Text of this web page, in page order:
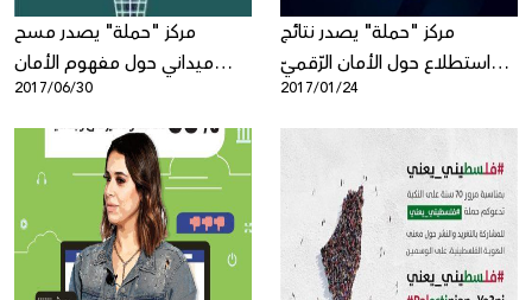
مركز "حملة" يصدر مسح
ميداني حول مفهوم الأمان
الرّقميّ بين الشّباب
الفلسطينيّ
2017/06/30
مركز "حملة" يصدر نتائج
استطلاع حول الأمان الرّقميّ
لدى الشّباب الفلسطينيّ
2017/01/24